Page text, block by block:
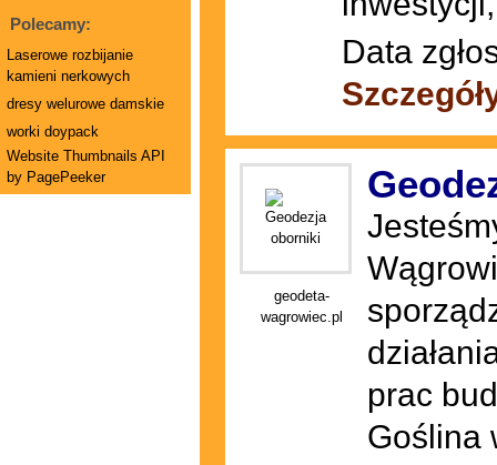
Polecamy:
Laserowe rozbijanie
kamieni nerkowych
dresy welurowe damskie
worki doypack
Website Thumbnails API
by PagePeeker
Data
geodeta-
wagrowiec.pl
prac
Goślina